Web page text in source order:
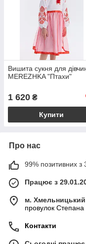
Вишита сукня для
MEREZHKA "Птахи"
1 620 ₴
Купити
Про нас
99% позитивних з
Працює з
м. Хмельницький
провулок
Контакти